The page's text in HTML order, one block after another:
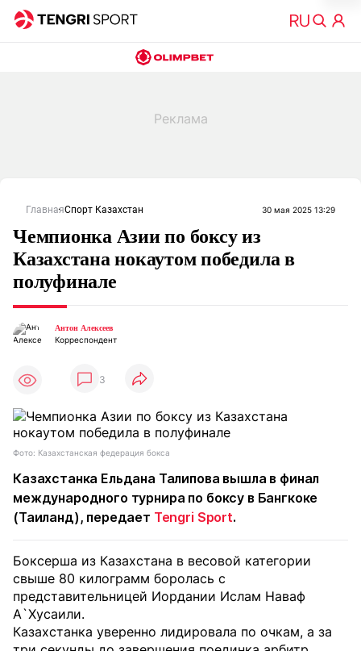
ГлавнаяСпорт Казахстан 30 мая 2025 13:29
Чемпионка Азии по боксу из
Казахстана нокаутом победила в
полуфинале
Антон Алексеев
Корреспондент
3
Фото: Казахстанская федерация бокса
Казахстанка Ельдана Талипова вышла в финал
международного турнира по боксу в Бангкоке
(Таиланд), передает Tengri Sport.
Боксерша из Казахстана в весовой категории
свыше 80 килограмм боролась с
представительницей Иордании Ислам Наваф
А`Хусаили.
Казахстанка уверенно лидировала по очкам, а за